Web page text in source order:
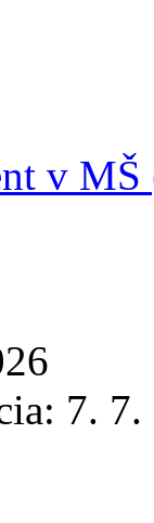
v
7.